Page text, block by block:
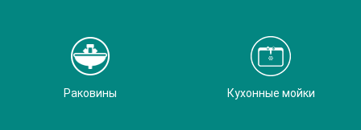
Раковины Кухонные мойки